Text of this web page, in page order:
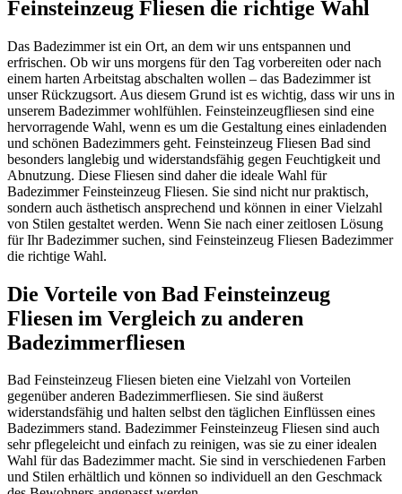
Feinsteinzeug Fliesen die richtige Wahl
Das Badezimmer ist ein Ort, an dem wir uns entspannen und
erfrischen. Ob wir uns morgens für den Tag vorbereiten oder nach
einem harten Arbeitstag abschalten wollen – das Badezimmer ist
unser Rückzugsort. Aus diesem Grund ist es wichtig, dass wir uns in
unserem Badezimmer wohlfühlen. Feinsteinzeugfliesen sind eine
hervorragende Wahl, wenn es um die Gestaltung eines einladenden
und schönen Badezimmers geht. Feinsteinzeug Fliesen Bad sind
besonders langlebig und widerstandsfähig gegen Feuchtigkeit und
Abnutzung. Diese Fliesen sind daher die ideale Wahl für
Badezimmer Feinsteinzeug Fliesen. Sie sind nicht nur praktisch,
sondern auch ästhetisch ansprechend und können in einer Vielzahl
von Stilen gestaltet werden. Wenn Sie nach einer zeitlosen Lösung
für Ihr Badezimmer suchen, sind Feinsteinzeug Fliesen Badezimmer
die richtige Wahl.
Die Vorteile von Bad Feinsteinzeug
Fliesen im Vergleich zu anderen
Badezimmerfliesen
Bad Feinsteinzeug Fliesen bieten eine Vielzahl von Vorteilen
gegenüber anderen Badezimmerfliesen. Sie sind äußerst
widerstandsfähig und halten selbst den täglichen Einflüssen eines
Badezimmers stand. Badezimmer Feinsteinzeug Fliesen sind auch
sehr pflegeleicht und einfach zu reinigen, was sie zu einer idealen
Wahl für das Badezimmer macht. Sie sind in verschiedenen Farben
und Stilen erhältlich und können so individuell an den Geschmack